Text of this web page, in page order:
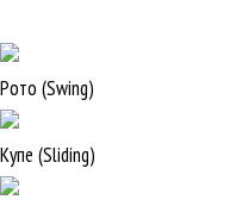
Рото (Swing)
Купе (Sliding)